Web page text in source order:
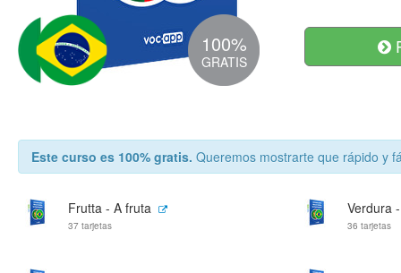
100%
GRATIS
Este curso es 100% gratis. Queremos mostrarte que rápido y
Frutta - A fruta
37 tarjetas
Verdura
36 tarjetas